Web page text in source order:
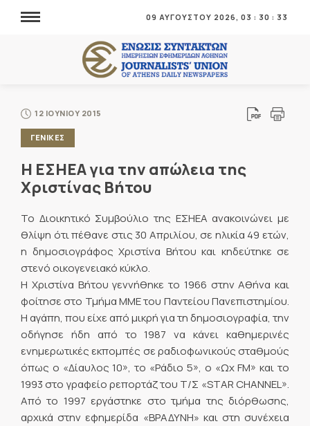
09 ΑΥΓΟΥΣΤΟΥ 2026, 03 : 30 : 33
12 ΙΟΥΝΙΟΥ 2015
ΓΕΝΙΚΕΣ
Η ΕΣΗΕΑ για την απώλεια της
Χριστίνας Βήτου
Το Διοικητικό Συμβούλιο της ΕΣΗΕΑ ανακοινώνει με
θλίψη ότι πέθανε στις 30 Απριλίου, σε ηλικία 49 ετών,
η δημοσιογράφος Χριστίνα Βήτου και κηδεύτηκε σε
στενό οικογενειακό κύκλο.
Η Χριστίνα Βήτου γεννήθηκε το 1966 στην Αθήνα και
φοίτησε στο Τμήμα ΜΜΕ του Παντείου Πανεπιστημίου.
Η αγάπη, που είχε από μικρή για τη δημοσιογραφία, την
οδήγησε ήδη από το 1987 να κάνει καθημερινές
ενημερωτικές εκπομπές σε ραδιοφωνικούς σταθμούς
όπως ο «Δίαυλος 10», το «Ράδιο 5», ο «Ωχ FM» και το
1993 στο γραφείο ρεπορτάζ του Τ/Σ «STAR CHANNEL».
Από το 1997 εργάστηκε στο τμήμα της διόρθωσης,
αρχικά στην εφημερίδα «ΒΡΑΔΥΝΗ» και στη συνέχεια